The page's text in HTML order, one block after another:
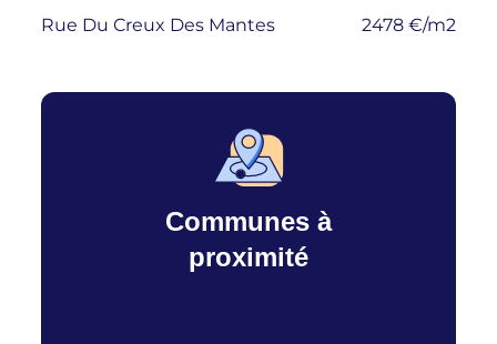
Rue Du Creux Des Mantes 2478 €/m2
Communes à
proximité